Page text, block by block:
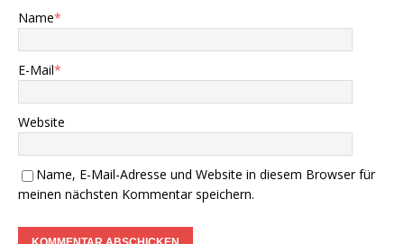
Name*
E-Mail*
Website
Name, E-Mail-Adresse und Website in diesem Browser für
meinen nächsten Kommentar speichern.